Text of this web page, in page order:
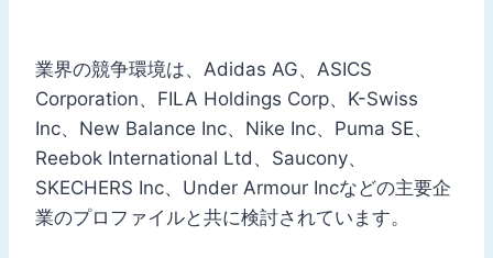
業界の競争環境は、Adidas AG、ASICS
Corporation、FILA Holdings Corp、K-Swiss
Inc、New Balance Inc、Nike Inc、Puma SE、
Reebok International Ltd、Saucony、
SKECHERS Inc、Under Armour Incなどの主要企
業のプロファイルと共に検討されています。